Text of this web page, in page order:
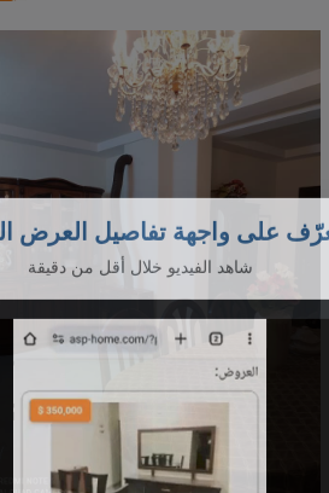
تعرّف على واجهة تفاصيل العرض